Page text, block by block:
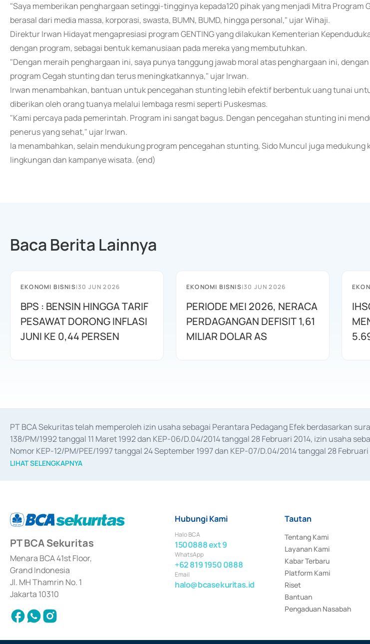
"Saya memberikan penghargaan setinggi-tingginya kepada120 pihak yang menjadi Mitra Program
berasal dari media massa, korporasi, swasta, BUMN, BUMD, hingga personal," ujar Wihaji.
Direktur Irwan Hidayat mengapresiasi program GENTING yang dilakukan Kementerian
dengan program, sebagai bentuk kemanusiaan pada mereka yang membutuhkan.
"Dengan meraih penghargaan ini, saya punya tanggung jawab moral atas penghargaan ini,
program Cegah stunting dan terus meningkatkannya," ujar Irwan.
Irwan menambahkan, bantuan untuk pencegahan stunting lebih efektif berbentuk uang tunai
diberikan oleh orang tuanya melalui lembaga resmi seperti Puskesmas.
"Kami percaya pada pemerintah. Program ini sangat bagus. Dengan pencegahan stunting ini
penerus yang sehat," ujar Irwan.
Ia menambahkan, selain mendukung program pencegahan stunting, Sido Muncul juga medukung
lingkungan dan kampanye wisata. (end)
Baca Berita Lainnya
EKONOMI BISNIS|30 JUN 2026
BPS : BENSIN HINGGA TARIF
PESAWAT DORONG INFLASI
JUNI KE 0,44 PERSEN
EKONOMI BISNIS|30 JUN 2026
PERIODE MEI 2026, NERACA
PERDAGANGAN DEFISIT 1,61
MILIAR DOLAR AS
PT BCA Sekuritas telah memperoleh izin usaha sebagai Perantara Pedagang Efek berdasarkan
138/PM/1992 tanggal 11 Maret 1992 dan KEP-06/D.04/2014 tanggal 28 Februari 2014, izin usaha
Nomor KEP-12/PM/PEE/1997 tanggal 24 September 1997 dan KEP-07/D.04/2014 tanggal 28
merger, akuisisi, divestasi, dan
LIHAT SELENGKAPNYA
PT BCA Sekuritas
Menara BCA 41st Floor,
Grand Indonesia
Jl. MH Thamrin No. 1
Jakarta 10310
Hubungi Kami
Halo BCA
1500888 ext 9
WhatsApp
+62 819 1950 0888
Email
halo@bcasekuritas.id
Tautan
Tentang Kami
Layanan Kami
Kabar Terbaru
Platform Kami
Riset
Bantuan
Pengaduan Nasabah